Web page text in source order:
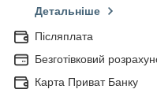
Детальніше
Післяплата
Безготівковий
Карта Приват Банку